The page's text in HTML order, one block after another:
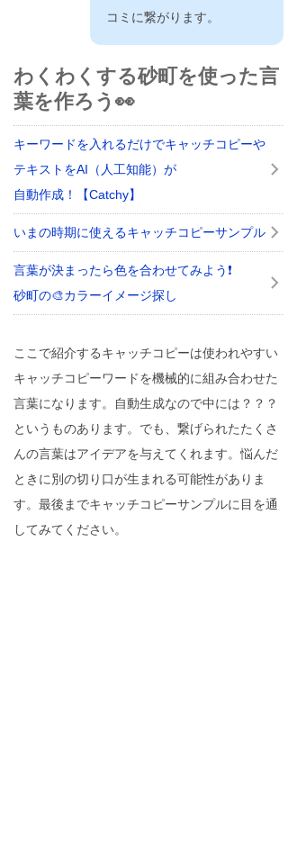
コミに繋がります。
わくわくする砂町を使った言
葉を作ろう👀
キーワードを入れるだけでキャッチコピーや
テキストをAI（人工知能）が
自動作成！【Catchy】
いまの時期に使えるキャッチコピーサンプル
言葉が決まったら色を合わせてみよう❗
砂町の🎨カラーイメージ探し
ここで紹介するキャッチコピーは使われやすい
キャッチコピーワードを機械的に組み合わせた
言葉になります。自動生成なので中には？？？
というものあります。でも、繋げられたたくさ
んの言葉はアイデアを与えてくれます。悩んだ
ときに別の切り口が生まれる可能性がありま
す。最後までキャッチコピーサンプルに目を通
してみてください。